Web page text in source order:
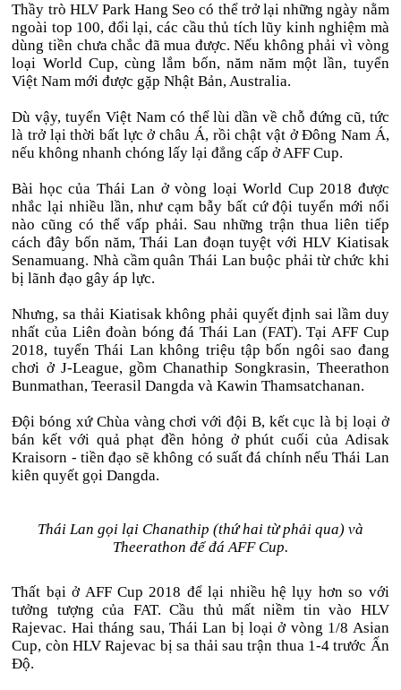
Thầy trò HLV Park Hang Seo có thể trở lại những ngày nằm
ngoài top 100, đổi lại, các cầu thủ tích lũy kinh nghiệm mà
dùng tiền chưa chắc đã mua được. Nếu không phải vì vòng
loại World Cup, cùng lắm bốn, năm năm một lần, tuyển
Việt Nam mới được gặp Nhật Bản, Australia.
Dù vậy, tuyển Việt Nam có thể lùi dần về chỗ đứng cũ, tức
là trở lại thời bất lực ở châu Á, rồi chật vật ở Đông Nam Á,
nếu không nhanh chóng lấy lại đẳng cấp ở AFF Cup.
Bài học của Thái Lan ở vòng loại World Cup 2018 được
nhắc lại nhiều lần, như cạm bẫy bất cứ đội tuyển mới nổi
nào cũng có thể vấp phải. Sau những trận thua liên tiếp
cách đây bốn năm, Thái Lan đoạn tuyệt với HLV Kiatisak
Senamuang. Nhà cầm quân Thái Lan buộc phải từ chức khi
bị lãnh đạo gây áp lực.
Nhưng, sa thải Kiatisak không phải quyết định sai lầm duy
nhất của Liên đoàn bóng đá Thái Lan (FAT). Tại AFF Cup
2018, tuyển Thái Lan không triệu tập bốn ngôi sao đang
chơi ở J-League, gồm Chanathip Songkrasin, Theerathon
Bunmathan, Teerasil Dangda và Kawin Thamsatchanan.
Đội bóng xứ Chùa vàng chơi với đội B, kết cục là bị loại ở
bán kết với quả phạt đền hỏng ở phút cuối của Adisak
Kraisorn - tiền đạo sẽ không có suất đá chính nếu Thái Lan
kiên quyết gọi Dangda.
Thái Lan gọi lại Chanathip (thứ hai từ phải qua) và
Theerathon để đá AFF Cup.
Thất bại ở AFF Cup 2018 để lại nhiều hệ lụy hơn so với
tưởng tượng của FAT. Cầu thủ mất niềm tin vào HLV
Rajevac. Hai tháng sau, Thái Lan bị loại ở vòng 1/8 Asian
Cup, còn HLV Rajevac bị sa thải sau trận thua 1-4 trước Ấn
Độ.